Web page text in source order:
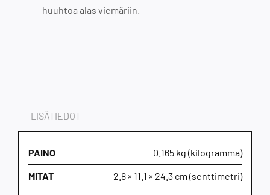
huuhtoa alas viemäriin.
LISÄTIEDOT
PAINO 0.165 kg (kilogramma)
MITAT 2.8 × 11.1 × 24.3 cm (senttimetri)